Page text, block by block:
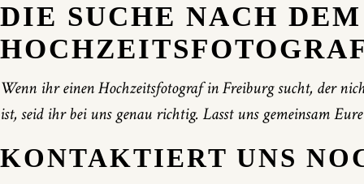
DIE SUCHE NACH
Wenn ihr einen Hochzeitsfotograf in Freiburg sucht, der
ist, seid ihr bei uns genau richtig. Lasst uns gemeinsam
KONTAKTIERT UNS